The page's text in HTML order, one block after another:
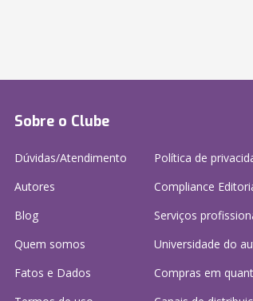
Sobre o Clube
Dúvidas/Atendimento
Autores
Blog
Quem somos
Fatos e Dados
Política de
Compliance
Serviços
Universidade do
Compras em